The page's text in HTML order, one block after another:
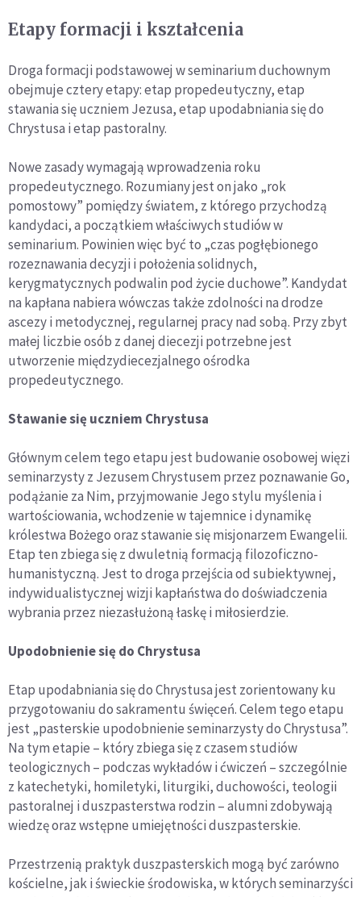
Etapy formacji i kształcenia
Droga formacji podstawowej w seminarium duchownym
obejmuje cztery etapy: etap propedeutyczny, etap
stawania się uczniem Jezusa, etap upodabniania się do
Chrystusa i etap pastoralny.
Nowe zasady wymagają wprowadzenia roku
propedeutycznego. Rozumiany jest on jako „rok
pomostowy” pomiędzy światem, z którego przychodzą
kandydaci, a początkiem właściwych studiów w
seminarium. Powinien więc być to „czas pogłębionego
rozeznawania decyzji i położenia solidnych,
kerygmatycznych podwalin pod życie duchowe”. Kandydat
na kapłana nabiera wówczas także zdolności na drodze
ascezy i metodycznej, regularnej pracy nad sobą. Przy zbyt
małej liczbie osób z danej diecezji potrzebne jest
utworzenie międzydiecezjalnego ośrodka
propedeutycznego.
Stawanie się uczniem Chrystusa
Głównym celem tego etapu jest budowanie osobowej więzi
seminarzysty z Jezusem Chrystusem przez poznawanie Go,
podążanie za Nim, przyjmowanie Jego stylu myślenia i
wartościowania, wchodzenie w tajemnice i dynamikę
królestwa Bożego oraz stawanie się misjonarzem Ewangelii.
Etap ten zbiega się z dwuletnią formacją filozoficzno-
humanistyczną. Jest to droga przejścia od subiektywnej,
indywidualistycznej wizji kapłaństwa do doświadczenia
wybrania przez niezasłużoną łaskę i miłosierdzie.
Upodobnienie się do Chrystusa
Etap upodabniania się do Chrystusa jest zorientowany ku
przygotowaniu do sakramentu święceń. Celem tego etapu
jest „pasterskie upodobnienie seminarzysty do Chrystusa”.
Na tym etapie – który zbiega się z czasem studiów
teologicznych – podczas wykładów i ćwiczeń – szczególnie
z katechetyki, homiletyki, liturgiki, duchowości, teologii
pastoralnej i duszpasterstwa rodzin – alumni zdobywają
wiedzę oraz wstępne umiejętności duszpasterskie.
Przestrzenią praktyk duszpasterskich mogą być zarówno
kościelne, jak i świeckie środowiska, w których seminarzyści